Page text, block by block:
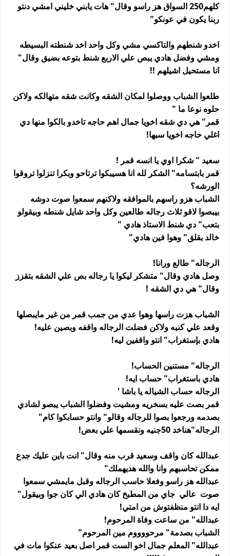
كلهم250 السواق هز راسو وقال" هات يابني خليني امشي دنتو
ربنا يكون في عونكو"
اخدو شنطهم والتاكسي مشي وكل واحد اخد شنطته البسيطه
ومشي وفضل هادي يبص علي الاربع شنط بتوعه بضيق وقال"
انا مستحيل اشيلهم !!
طلعوا الشباب ووصلوا لمكان الشقه وكانت شقه متهالكه ولاكن
حلوه نوعا ما "
قمر" هي دي شقه اخويا جمال اهم حاجه تاخدو بالكوا منها دي
اغلي حاجه اخويا سبها!
سعيد " شكرا اوي يا انسه قمر !
قمر بابتسامه" الشكر لله انا هسيبكوا ترتاحو وبكرا تنزلوا تروقوا
الورشه؟
الشباب هزو راسهم بالموافقه ولاكنهم سمعوا صوت دوشه
بيبصوا لاقو ثلاث رجاله طالعين وكل واحد شايل شنطه وبيقولو
بتعب" دي شنط الاستاذ هادي "
خالد بقلق" وهوا فين هادي"
الرجاله" طالع ورانا!
وصل هادي وقال" متشكر ليكوا يا رجاله بص علي الشقه بتقزز
وقال" هي دي الشقه !
الشباب هزت راسها وهوا عدي من جمب قمر من غير مايبصلها
وقعد علي كنبه ولاكن فضلت الرجاله واقفه وبصين عليه!
هادي بإستغراب" انتو واقفين ليه!
الرجاله" مستنين الحساب!
هادي باستغراب" حساب ايه!
الرجاله حساب الشياله يا باشا '
قمر بصت عليه بسخريه ومشيت وفضلوا الشباب يبصو لشادي
بصدمه ورجعوا بصوا للرجاله وقالو" وانتو حسابكوا كام"
الرجاله"هناخد 50جنيه ونقسمها علي بعض!
عبدالله كان واقف وسعيد قرب منه وقال" انت باين عليك جدع
ممكن تحاسبهم وانا والله هديهملك"
عبدالله هز راسو وفعلا حاسب الرجاله وقبل مايمشي سمعوا
صوت عالي جاي من المطبخ كان هادي الي كان جوا وبيقول"
ايه دا انتو منظفتوش من امتي!
عبدالله" من ساعت وفاة المرحوم!
الشباب بصدمة" مرحووووم مين المرحوم"
عبدالله" المعلم جمال اخو الست قمر اصل بعيد عنكوا مات في